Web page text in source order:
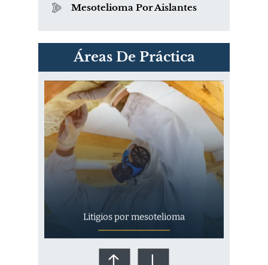
Mesotelioma Por Aislantes
Áreas De Práctica
PVC Cloruro de polivinilo
Exposición
Litigios por mesotelioma